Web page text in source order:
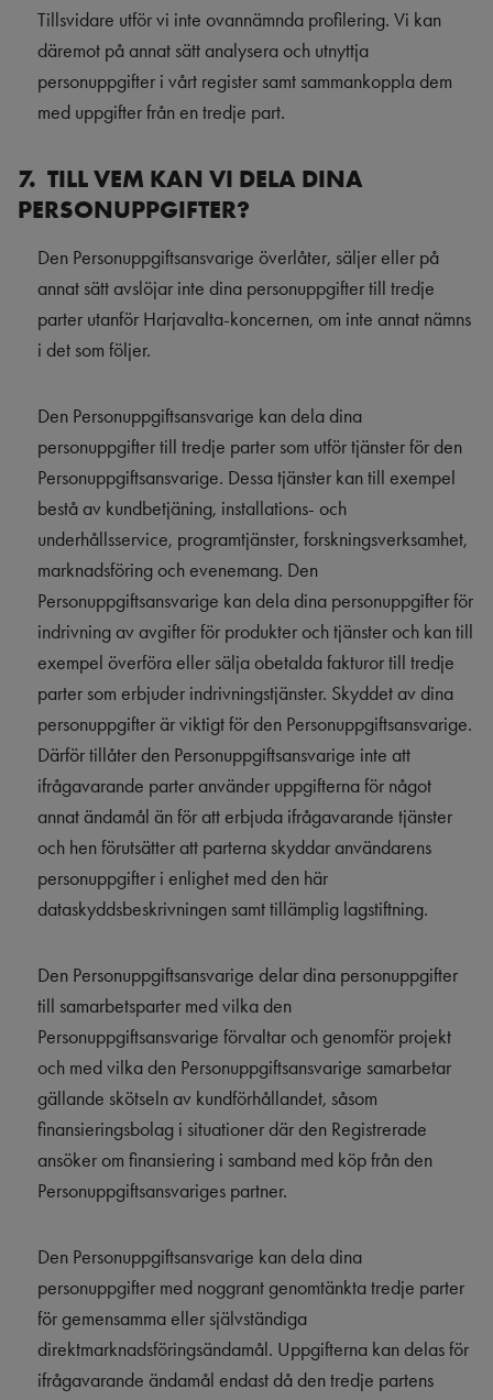
Tillsvidare utför vi inte ovannämnda profilering. Vi kan
däremot på annat sätt analysera och utnyttja
personuppgifter i vårt register samt sammankoppla dem
med uppgifter från en tredje part.
7. TILL VEM KAN VI DELA DINA
PERSONUPPGIFTER?
Den Personuppgiftsansvarige överlåter, säljer eller på
annat sätt avslöjar inte dina personuppgifter till tredje
parter utanför Harjavalta-koncernen, om inte annat nämns
i det som följer.
Den Personuppgiftsansvarige kan dela dina
personuppgifter till tredje parter som utför tjänster för den
Personuppgiftsansvarige. Dessa tjänster kan till exempel
bestå av kundbetjäning, installations- och
underhållsservice, programtjänster, forskningsverksamhet,
marknadsföring och evenemang. Den
Personuppgiftsansvarige kan dela dina personuppgifter för
indrivning av avgifter för produkter och tjänster och kan till
exempel överföra eller sälja obetalda fakturor till tredje
parter som erbjuder indrivningstjänster. Skyddet av dina
personuppgifter är viktigt för den Personuppgiftsansvarige.
Därför tillåter den Personuppgiftsansvarige inte att
ifrågavarande parter använder uppgifterna för något
annat ändamål än för att erbjuda ifrågavarande tjänster
och hen förutsätter att parterna skyddar användarens
personuppgifter i enlighet med den här
dataskyddsbeskrivningen samt tillämplig lagstiftning.
Den Personuppgiftsansvarige delar dina personuppgifter
till samarbetsparter med vilka den
Personuppgiftsansvarige förvaltar och genomför projekt
och med vilka den Personuppgiftsansvarige samarbetar
gällande skötseln av kundförhållandet, såsom
finansieringsbolag i situationer där den Registrerade
ansöker om finansiering i samband med köp från den
Personuppgiftsansvariges partner.
Den Personuppgiftsansvarige kan dela dina
personuppgifter med noggrant genomtänkta tredje parter
för gemensamma eller självständiga
direktmarknadsföringsändamål. Uppgifterna kan delas för
ifrågavarande ändamål endast då den tredje partens